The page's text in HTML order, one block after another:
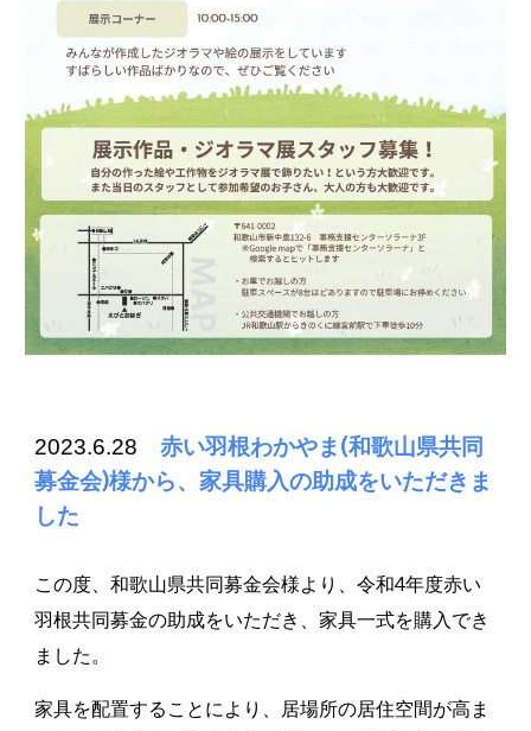
2023.6.28 赤い羽根わかやま(和歌山県共同
募金会)様から、家具購入の助成をいただきま
した
この度、和歌山県共同募金会様より、令和4年度赤い
羽根共同募金の助成をいただき、家具一式を購入でき
ました。
家具を配置することにより、居場所の居住空間が高ま